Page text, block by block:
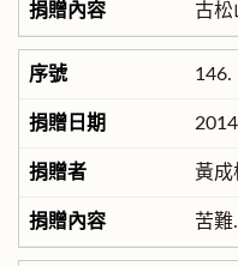
古松
146.
黃成
苦難